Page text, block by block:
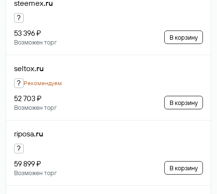
steemex.ru
?
53 396 ₽
Возможен торг
В корзину
seltox.ru
? Рекомендуем
52 703 ₽
Возможен торг
В корзину
riposa.ru
?
59 899 ₽
Возможен торг
В корзину